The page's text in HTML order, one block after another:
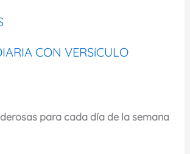
CON VERSíCULO
para cada día de la semana